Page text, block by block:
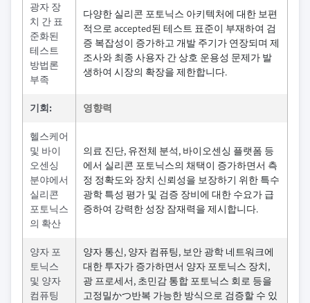
광자 장
치 간 표
준화된
테스트
방법론
부족
다양한 실리콘 포토닉스 아키텍처에 대한 보편
적으로 accepted된 테스트 표준이 부재하여 검
증 복잡성이 증가하고 개발 주기가 연장되며 제
조사와 최종 사용자 간 상호 운용성 문제가 발
생하여 시장의 확장을 제한합니다.
기회: 영향력
헬스케어
및 바이
오센싱
분야에서
실리콘
포토닉스
의 확산
의료 진단, 유전체 분석, 바이오센싱 플랫폼 등
에서 실리콘 포토닉스의 채택이 증가하면서 측
정 정확도와 장치 신뢰성을 보장하기 위한 특수
광학 특성 평가 및 검증 장비에 대한 수요가 급
증하여 강력한 성장 잠재력을 제시합니다.
양자 포
토닉스
및 양자
컴퓨팅
양자 통신, 양자 컴퓨팅, 보안 광학 네트워크에
대한 투자가 증가하면서 양자 포토닉스 장치,
광 프로세서, 초민감 통합 포토닉스 회로 등을
고정밀かつ반복 가능한 방식으로 검증할 수 있